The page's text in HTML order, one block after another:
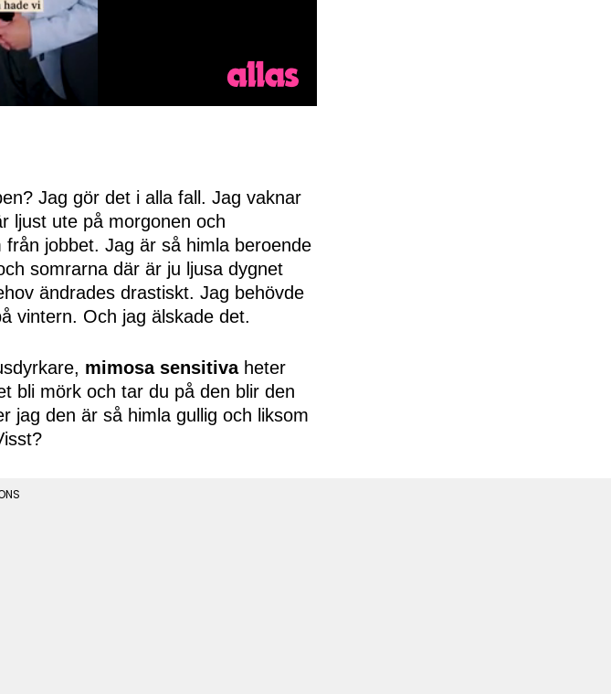
Jag gör det i alla fall. Jag vaknar
ljust ute på morgonen och
jobbet. Jag är så himla beroende
somrarna där är ju ljusa dygnet
ändrades drastiskt. Jag behövde
vintern. Och jag älskade det.
mimosa sensitivaheter
bli mörk och tar du på den blir den
jag den är så himla gullig och liksom